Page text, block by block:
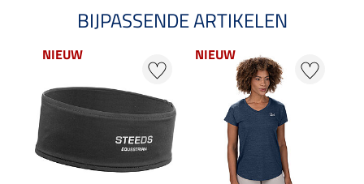
BIJPASSENDE ARTIKELEN
NIEUW NIEUW